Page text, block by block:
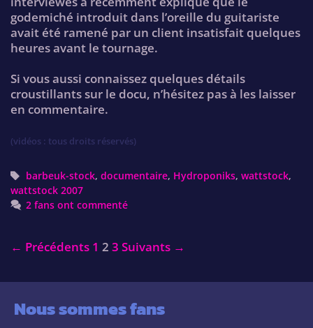
godemiché introduit dans l’oreille du guitariste
avait été ramené par un client insatisfait quelques
heures avant le tournage.
Si vous aussi connaissez quelques détails
croustillants sur le docu, n’hésitez pas à les laisser
en commentaire.
(vidéos : tous droits réservés)
Tags
barbeuk-stock, documentaire, Hydroponiks, wattstock,
wattstock 2007
2 fans ont commenté
Post
← Précédents 1 2 3 Suivants →
Nous sommes fans